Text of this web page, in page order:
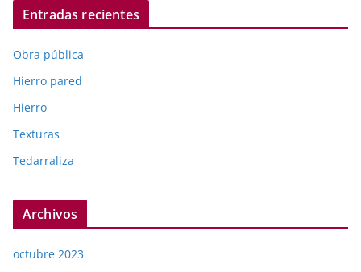
Entradas recientes
Obra pública
Hierro pared
Hierro
Texturas
Tedarraliza
Archivos
octubre 2023